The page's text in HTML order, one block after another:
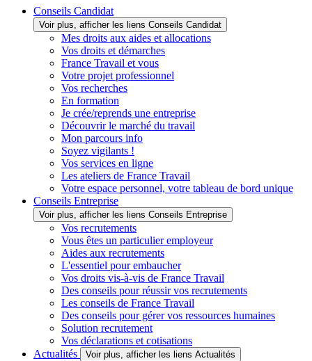
Conseils Candidat
Voir plus, afficher les liens Conseils Candidat
Mes droits aux aides et allocations
Vos droits et démarches
France Travail et vous
Votre projet professionnel
Vos recherches
En formation
Je crée/reprends une entreprise
Découvrir le marché du travail
Mon parcours info
Soyez vigilants !
Vos services en ligne
Les ateliers de France Travail
Votre espace personnel, votre tableau de bord unique
Conseils Entreprise
Voir plus, afficher les liens Conseils Entreprise
Vos recrutements
Vous êtes un particulier employeur
Aides aux recrutements
L'essentiel pour embaucher
Vos droits vis-à-vis de France Travail
Des conseils pour réussir vos recrutements
Les conseils de France Travail
Des conseils pour gérer vos ressources humaines
Solution recrutement
Vos déclarations et cotisations
Actualités
Voir plus, afficher les liens Actualités